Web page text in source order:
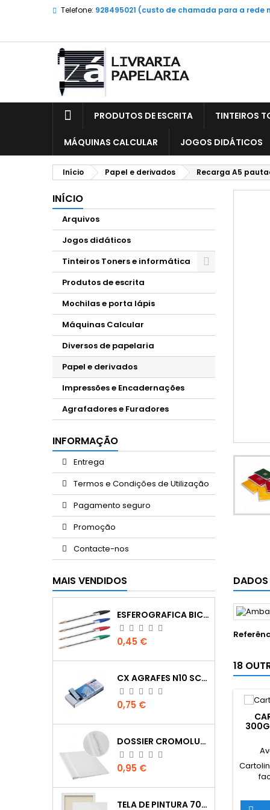
Telefone: 928495021 (custo de chamada para a rede
PRODUTOS DE ESCRITA TINTEIROS
MÁQUINAS CALCULAR JOGOS DIDÁTICOS
Início Papel e derivados Recarga A5
INÍCIO
Arquivos
Jogos didáticos
Tinteiros Toners e informática
Produtos de escrita
Mochilas e porta lápis
Máquinas Calcular
Diversos de papelaria
Papel e derivados
Impressões e Encadernações
Agrafadores e Furadores
INFORMAÇÃO
Entrega
Termos e Condições de Utilização
Pagamento seguro
Promoção
Contacte-nos
MAIS VENDIDOS
ESFEROGRAFICA BIC CRISTAL
Preço
0,45 €
CX AGRAFES N10 SCRIVA
Preço
0,75 €
DOSSIER CROMOLUX A4 COM FERRAGEM
Preço
0,95 €
TELA DE PINTURA 70X100
18